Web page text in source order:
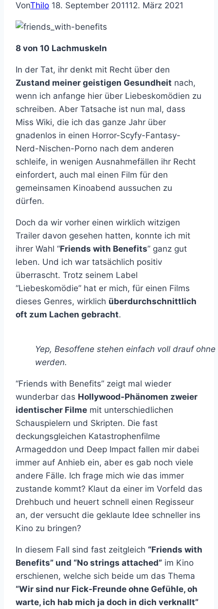
VonThilo 18. September 201112. März 2021
8 von 10 Lachmuskeln
In der Tat, ihr denkt mit Recht über den
Zustand meiner geistigen Gesundheit nach,
wenn ich anfange hier über Liebeskomödien zu
schreiben. Aber Tatsache ist nun mal, dass
Miss Wiki, die ich das ganze Jahr über
gnadenlos in einen Horror-Scyfy-Fantasy-
Nerd-Nischen-Porno nach dem anderen
schleife, in wenigen Ausnahmefällen ihr Recht
einfordert, auch mal einen Film für den
gemeinsamen Kinoabend aussuchen zu
dürfen.
Doch da wir vorher einen wirklich witzigen
Trailer davon gesehen hatten, konnte ich mit
ihrer Wahl “Friends with Benefits” ganz gut
leben. Und ich war tatsächlich positiv
überrascht. Trotz seinem Label
“Liebeskomödie” hat er mich, für einen Films
dieses Genres, wirklich überdurchschnittlich
oft zum Lachen gebracht.
Yep, Besoffene stehen einfach voll drauf
werden.
“Friends with Benefits” zeigt mal wieder
wunderbar das Hollywood-Phänomen zweier
identischer Filme mit unterschiedlichen
Schauspielern und Skripten. Die fast
deckungsgleichen Katastrophenfilme
Armageddon und Deep Impact fallen mir dabei
immer auf Anhieb ein, aber es gab noch viele
andere Fälle. Ich frage mich wie das immer
zustande kommt? Klaut da einer im Vorfeld das
Drehbuch und heuert schnell einen Regisseur
an, der versucht die geklaute Idee schneller ins
Kino zu bringen?
In diesem Fall sind fast zeitgleich “Friends with
Benefits” und “No strings attached” im Kino
erschienen, welche sich beide um das Thema
“Wir sind nur Fick-Freunde ohne Gefühle, oh
warte, ich hab mich ja doch in dich verknallt”